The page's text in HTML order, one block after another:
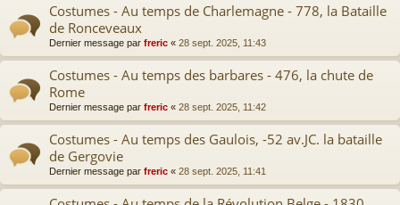
Costumes - Au temps de Charlemagne - 778, la Bataille
de Ronceveaux
Dernier message par freric « 28 sept. 2025, 11:43
Costumes - Au temps des barbares - 476, la chute de
Rome
Dernier message par freric « 28 sept. 2025, 11:42
Costumes - Au temps des Gaulois, -52 av.JC. la bataille
de Gergovie
Dernier message par freric « 28 sept. 2025, 11:41